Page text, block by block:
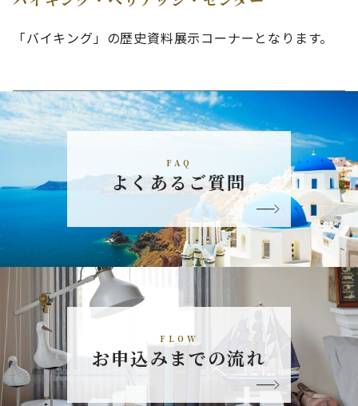
「バイキング」の歴史資料展示コーナーとなります。
FAQ
よくあるご質問
FLOW
お申込みまでの流れ